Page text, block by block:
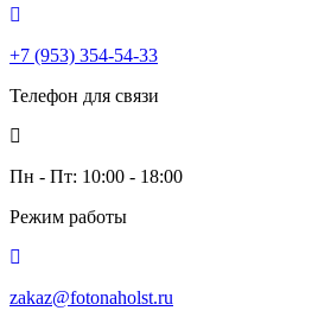
+7 (953) 354-54-33
Телефон для связи
Пн - Пт: 10:00 - 18:00
Режим работы
zakaz@fotonaholst.ru